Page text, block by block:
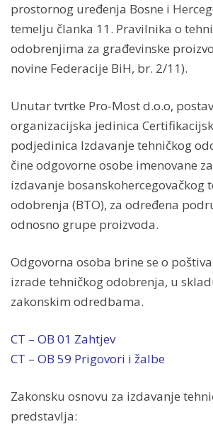
prostornog uređenja Bosne i
temelju članka 11. Pravilnika o
odobrenjima za građevinske
novine Federacije BiH, br. 2/11).
Unutar tvrtke Pro-Most d.o.o,
organizacijska jedinica
podjedinica Izdavanje tehničkog
čine odgovorne osobe imenovane
izdavanje bosanskohercegovačkog
odobrenja (BTO), za određena
odnosno grupe proizvoda.
Odgovorna osoba brine se o
izrade tehničkog odobrenja, u
zakonskim odredbama.
CT – OB 01 Zahtjev
CT – OB 59 Prigovori i žalbe
Zakonsku osnovu za izdavanje
predstavlja: